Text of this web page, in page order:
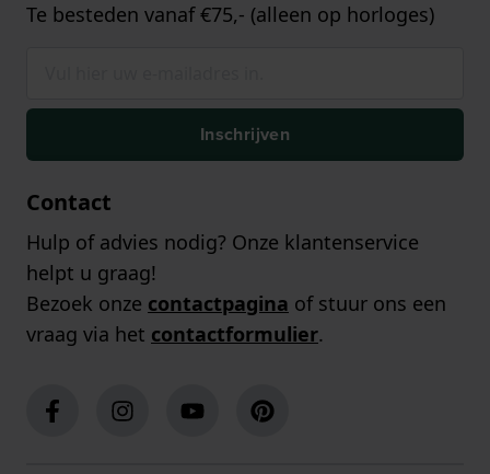
Te besteden vanaf €75,- (alleen op horloges)
Inschrijven
Contact
Hulp of advies nodig? Onze klantenservice
helpt u graag!
Bezoek onze contactpagina of stuur ons een
vraag via het contactformulier.